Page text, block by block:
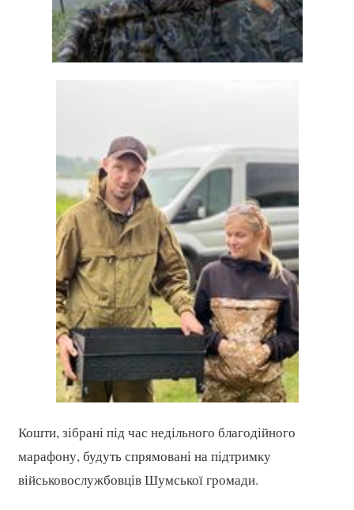
Кошти, зібрані під час недільного благодійного
марафону, будуть спрямовані на підтримку
військовослужбовців Шумської громади.